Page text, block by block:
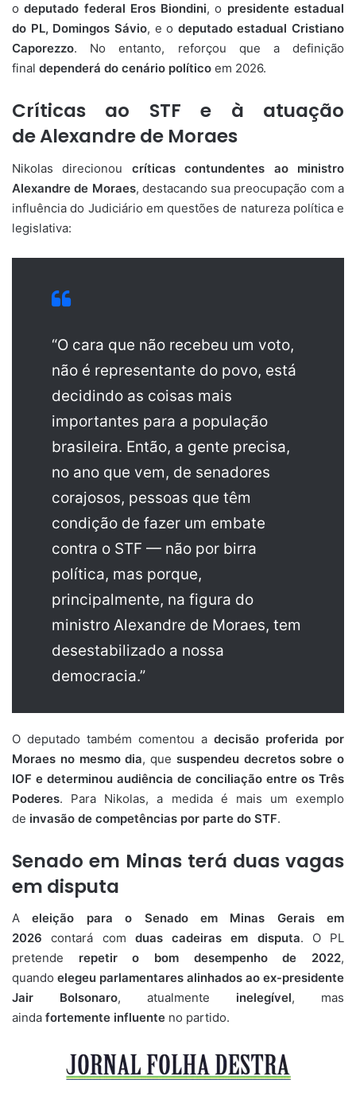
odeputado federal Eros Biondini, o presidente estadual
do PL, Domingos Sávio, e o deputado estadual Cristiano
Caporezzo. No entanto, reforçou que a definição
final dependerá do cenário político em 2026.
Críticas ao STF e à atuação
de Alexandre de Moraes
Nikolas direcionou críticas contundentes ao ministro
Alexandre de Moraes, destacando sua preocupação com a
influência do Judiciário em questões de natureza política e
legislativa:
“O cara que não recebeu um voto,
não é representante do povo, está
decidindo as coisas mais
importantes para a população
brasileira. Então, a gente precisa,
no ano que vem, de senadores
corajosos, pessoas que têm
condição de fazer um embate
contra o STF — não por birra
política, mas porque,
principalmente, na figura do
ministro Alexandre de Moraes, tem
desestabilizado a nossa
democracia.”
O deputado também comentou a decisão proferida por
Moraes no mesmo dia, que suspendeu decretos sobre o
IOF e determinou audiência de conciliação entre os Três
Poderes. Para Nikolas, a medida é mais um exemplo
de invasão de competências por parte do STF.
Senado em Minas terá duas vagas
em disputa
Aeleição para o Senado em Minas Gerais em
2026 contará com duas cadeiras em disputa. O PL
pretende repetir o bom desempenho de 2022,
quando elegeu parlamentares alinhados ao ex-presidente
Jair Bolsonaro, atualmente inelegível, mas
ainda fortemente influente no partido.